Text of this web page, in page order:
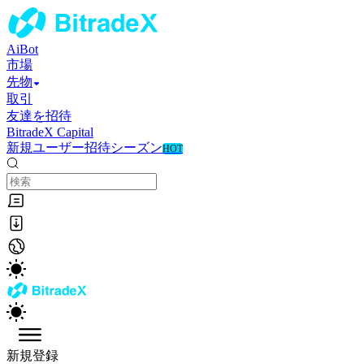
AiBot
市場
先物
取引
友達を招待
BitradeX Capital
新規ユーザー招待シーズンHOT
新規登録